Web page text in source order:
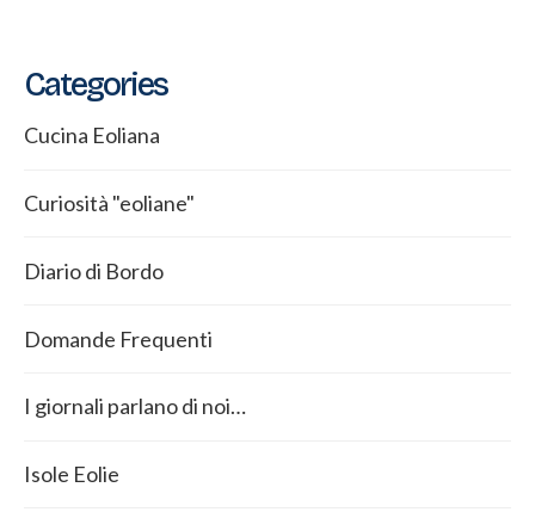
Categories
Cucina Eoliana
Curiosità "eoliane"
Diario di Bordo
Domande Frequenti
I giornali parlano di noi…
Isole Eolie